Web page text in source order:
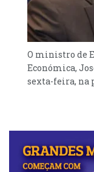
O ministro de
Económica,
sexta-feira, na